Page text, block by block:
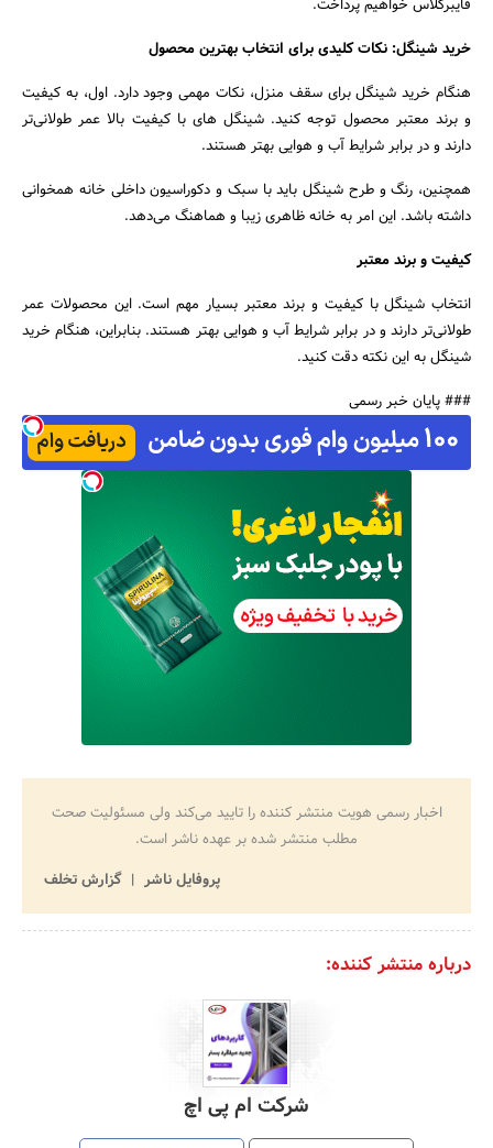
فایبرگلاس خواهیم پرداخت.
خرید شینگل: نکات کلیدی برای انتخاب بهترین محصول
هنگام خرید شینگل برای سقف منزل، نکات مهمی وجود دارد. اول، به کیفیت
و برند معتبر محصول توجه کنید. شینگل های با کیفیت بالا عمر طولانی‌تر
دارند و در برابر شرایط آب و هوایی بهتر هستند.
همچنین، رنگ و طرح شینگل باید با سبک و دکوراسیون داخلی خانه همخوانی
داشته باشد. این امر به خانه ظاهری زیبا و هماهنگ می‌دهد.
کیفیت و برند معتبر
انتخاب شینگل با کیفیت و برند معتبر بسیار مهم است. این محصولات عمر
طولانی‌تر دارند و در برابر شرایط آب و هوایی بهتر هستند. بنابراین، هنگام خرید
شینگل به این نکته دقت کنید.
### پایان خبر رسمی
اخبار رسمی هویت منتشر کننده را تایید می‌کند ولی مسئولیت صحت
مطلب منتشر شده بر عهده ناشر است.
پروفایل ناشر
گزارش تخلف
درباره منتشر کننده:
شرکت ام پی اچ